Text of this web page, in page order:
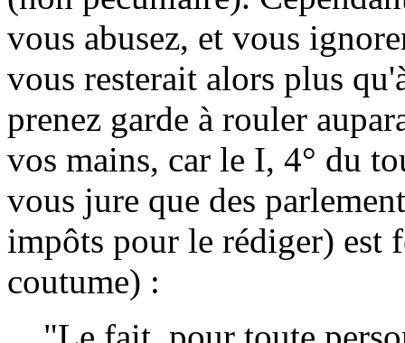
vous abusez, et vous
vous resterait alors plus
prenez garde à rouler
vos mains, car le I, 4° du
vous jure que des
impôts pour le rédiger) est
coutume) :